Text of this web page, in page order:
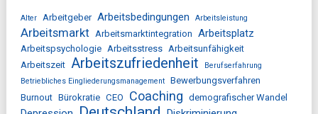
Alter Arbeitgeber Arbeitsbedingungen Arbeitsleistung
Arbeitsmarkt Arbeitsmarktintegration Arbeitsplatz
Arbeitspsychologie Arbeitsstress
Arbeitsunfähigkeit
Arbeitszeit
Arbeitszufriedenheit
Berufserfahrung
Betriebliches Eingliederungsmanagement
Bewerbungsverfahren
Burnout Bürokratie CEO Coaching demografischer Wandel